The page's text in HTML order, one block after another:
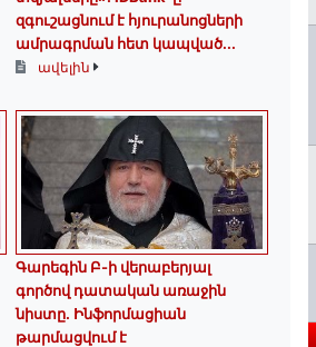
զգուշացնում է հյուրանոցների
ամրագրման հետ կապված...
ավելին
Գարեգին Բ-ի վերաբերյալ
գործով դատական առաջին
նիստը․ Ինֆորմացիան
թարմացվում է